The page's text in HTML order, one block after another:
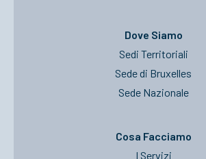
Dove Siamo
Sedi Territoriali
Sede di Bruxelles
Sede Nazionale
Cosa Facciamo
I Servizi